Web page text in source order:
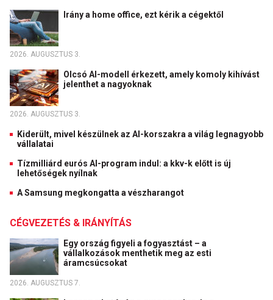
Irány a home office, ezt kérik a cégektől
2026. AUGUSZTUS 3.
Olcsó AI-modell érkezett, amely komoly kihívást
jelenthet a nagyoknak
2026. AUGUSZTUS 3.
Kiderült, mivel készülnek az AI-korszakra a világ legnagyobb
vállalatai
Tízmilliárd eurós AI-program indul: a kkv-k előtt is új
lehetőségek nyílnak
A Samsung megkongatta a vészharangot
CÉGVEZETÉS & IRÁNYÍTÁS
Egy ország figyeli a fogyasztást – a
vállalkozások menthetik meg az esti
áramcsúcsokat
2026. AUGUSZTUS 7.